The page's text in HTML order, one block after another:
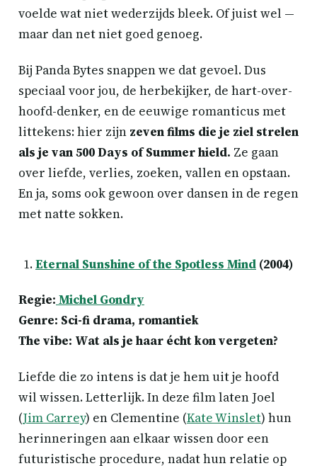
voelde wat niet wederzijds bleek. Of juist wel —
maar dan net niet goed genoeg.
Bij Panda Bytes snappen we dat gevoel. Dus
speciaal voor jou, de herbekijker, de hart-over-
hoofd-denker, en de eeuwige romanticus met
littekens: hier zijn zeven films die je ziel strelen
als je van 500 Days of Summer hield. Ze gaan
over liefde, verlies, zoeken, vallen en opstaan.
En ja, soms ook gewoon over dansen in de regen
met natte sokken.
Eternal Sunshine of the Spotless Mind (2004)
Regie: Michel Gondry
Genre: Sci-fi drama, romantiek
The vibe: Wat als je haar écht kon vergeten?
Liefde die zo intens is dat je hem uit je hoofd
wil wissen. Letterlijk. In deze film laten Joel
(Jim Carrey) en Clementine (Kate Winslet) hun
herinneringen aan elkaar wissen door een
futuristische procedure, nadat hun relatie op